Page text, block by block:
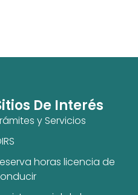
De Interés
y Servicios
horas licencia de